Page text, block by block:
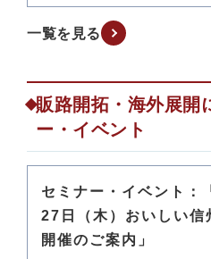
一覧を見る
販路開拓・海外展開
ー・イベント
セミナー・イベント：
27日（木）おいしい信
開催のご案内」